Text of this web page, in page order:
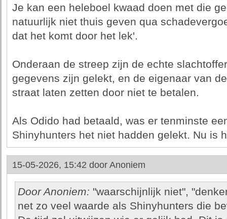
Je kan een heleboel kwaad doen met die
natuurlijk niet thuis geven qua
dat het komt door het lek'.
Onderaan de streep zijn de echte
gegevens zijn gelekt, en de eigenaar van
straat laten zetten door niet te betalen.
Als Odido had betaald, was er tenminste
Shinyhunters het niet hadden gelekt. Nu is
15-05-2026, 15:42 door Anoniem
Door Anoniem: "waarschijnlijk niet",
net zo veel waarde als Shinyhunters die